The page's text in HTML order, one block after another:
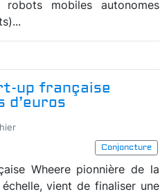
mobiles autonomes
up française
d’euros
Conjoncture
Wheere pionnière de la
vient de finaliser une